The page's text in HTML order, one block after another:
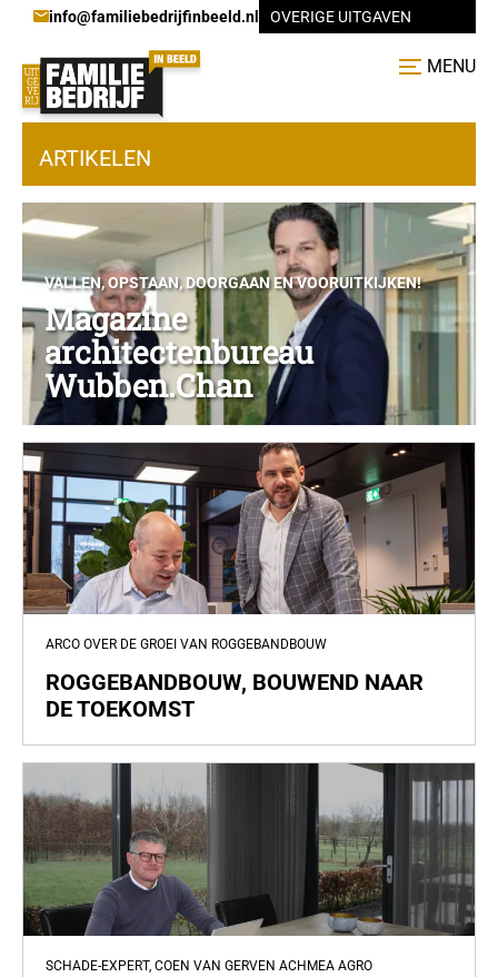
info@familiebedrijfinbeeld.nl OVERIGE UITGAVEN
MENU
ARTIKELEN
VALLEN, OPSTAAN, DOORGAAN EN VOORUITKIJKEN!
Magazine
architectenbureau
Wubben.Chan
ARCO OVER DE GROEI VAN ROGGEBANDBOUW
ROGGEBANDBOUW, BOUWEND NAAR
DE TOEKOMST
SCHADE-EXPERT, COEN VAN GERVEN ACHMEA AGRO